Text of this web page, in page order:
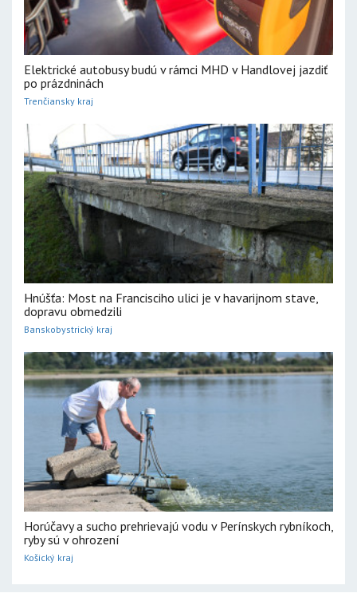
Elektrické autobusy budú v rámci MHD v Handlovej jazdiť
po prázdninách
Trenčiansky kraj
Hnúšťa: Most na Francisciho ulici je v havarijnom stave,
dopravu obmedzili
Banskobystrický kraj
Horúčavy a sucho prehrievajú vodu v Perínskych rybníkoch,
ryby sú v ohrození
Košický kraj